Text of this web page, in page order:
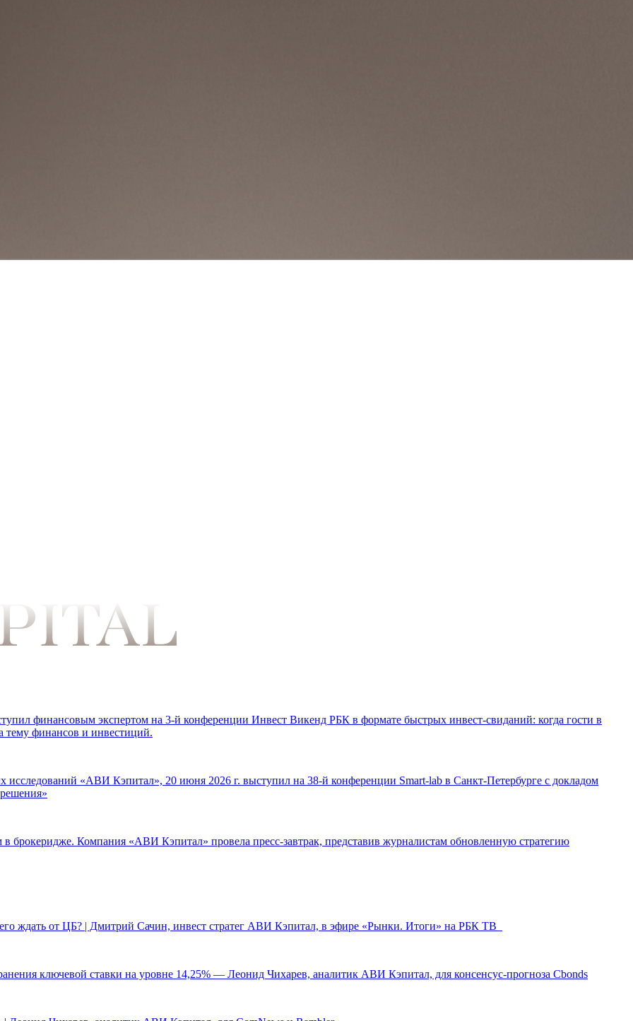
финансовым экспертом на 3-й конференции Инвест Викенд РБК в формате быстрых инвест-свиданий: когда гости в
тему финансов и инвестиций.
исследований «АВИ Кэпитал», 20 июня 2026 г. выступил на 38-й конференции Smart-lab в Санкт-Петербурге с докладом
в брокеридже. Компания «АВИ Кэпитал» провела пресс-завтрак, представив журналистам обновленную стратегию
ждать от ЦБ? | Дмитрий Сачин, инвест стратег АВИ Кэпитал, в эфире «Рынки. Итоги» на РБК ТВ
ключевой ставки на уровне 14,25% — Леонид Чихарев, аналитик АВИ Кэпитал, для консенсус-прогноза Cbonds